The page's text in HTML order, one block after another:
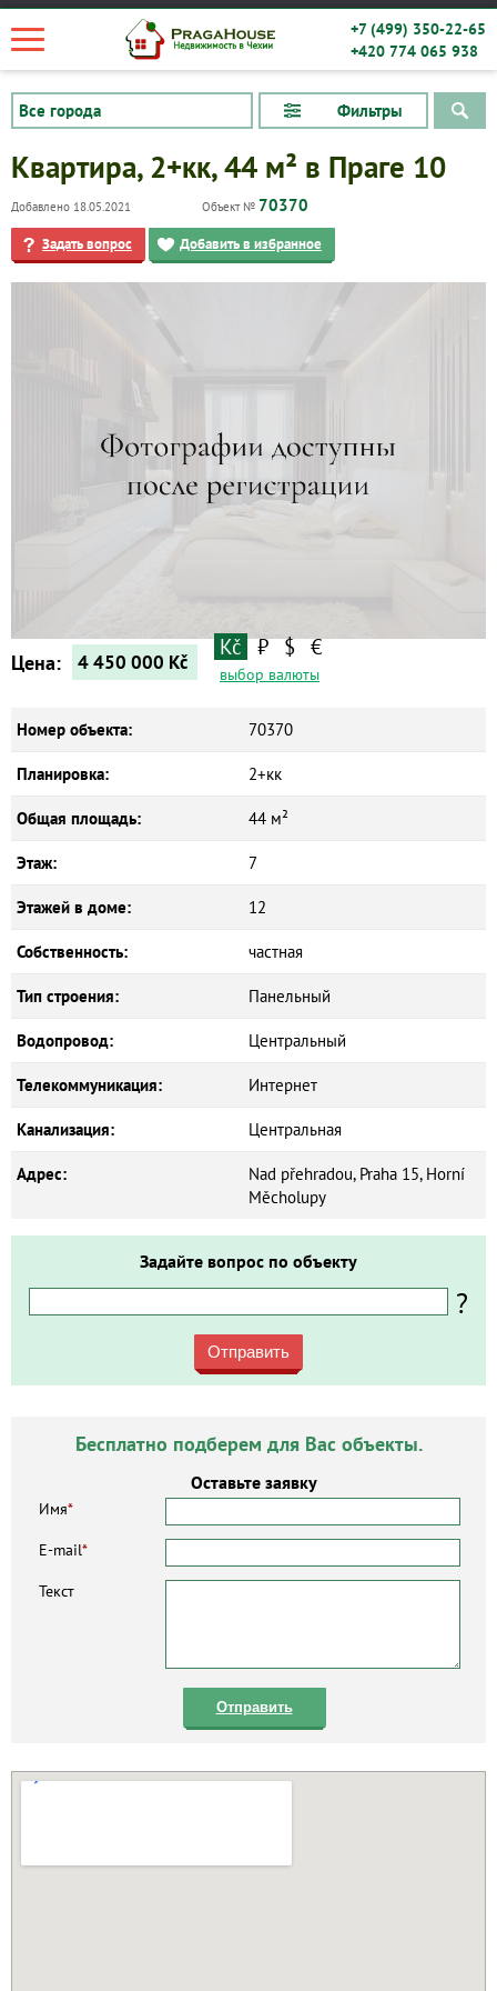
+7 (499) 350-22-65
+420 774 065 938
Фильтры
Квартира, 2+кк, 44 м² в Праге 10
Добавлено 18.05.2021 Объект № 70370
Задать вопрос Добавить в избранное
Цена: 4 450 000 Kč
Kč ₽ $ €
выбор валюты
Номер объекта: 70370
Планировка: 2+кк
Общая площадь: 44 м²
Этаж: 7
Этажей в доме: 12
Собственность: частная
Тип строения: Панельный
Водопровод: Центральный
Телекоммуникация: Интернет
Канализация: Центральная
Адрес:
Nad přehradou, Praha 15, Horní
Měcholupy
Задайте вопрос по объекту
?
Отправить
Бесплатно подберем для Вас объекты.
Оставьте заявку
Имя*
E-mail*
Текст
Отправить